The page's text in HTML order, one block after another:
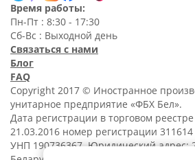
Время работы:
Пн-Пт : 8:30 - 17:30
Сб-Вс : Выходной день
Связаться с нами
Блог
FAQ
Copyright 2017 © Иностранное
унитарное предприятие «ФБХ Бел».
Дата регистрации в торговом
21.03.2016 номер регистрации 311614
УНП 190736367. Юридический адрес: